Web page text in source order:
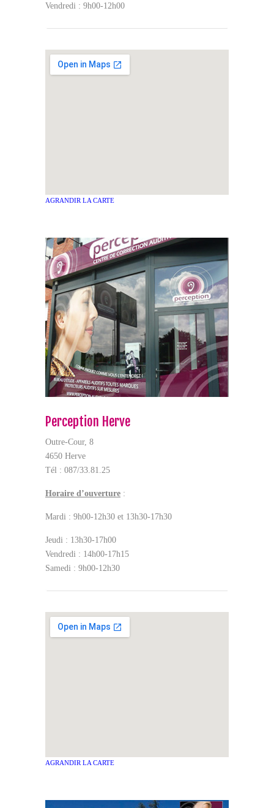
Vendredi : 9h00-12h00
AGRANDIR LA CARTE
Perception Herve
Outre-Cour, 8
4650 Herve
Tél : 087/33.81.25
Horaire d’ouverture :
Mardi : 9h00-12h30 et 13h30-17h30
Jeudi : 13h30-17h00
Vendredi : 14h00-17h15
Samedi : 9h00-12h30
AGRANDIR LA CARTE